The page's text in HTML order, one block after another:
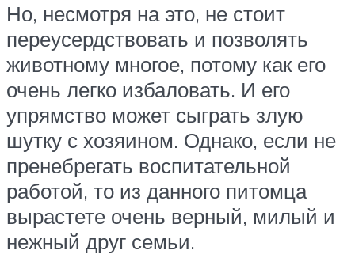
Но, несмотря на это, не стоит
переусердствовать и позволять
животному многое, потому как его
очень легко избаловать. И его
упрямство может сыграть злую
шутку с хозяином. Однако, если не
пренебрегать воспитательной
работой, то из данного питомца
вырастете очень верный, милый и
нежный друг семьи.